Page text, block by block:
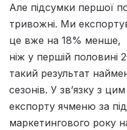
Але підсумки першої
тривожні. Ми
це вже на 18% менше,
ніж у першій половині
такий результат
сезонів. У зв’язку з
експорту ячменю за
маркетингового року